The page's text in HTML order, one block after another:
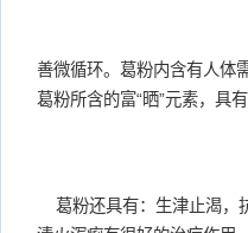
善微循环。葛粉内含有人体
葛粉所含的富“晒”元素，具
葛粉还具有：生津止渴，